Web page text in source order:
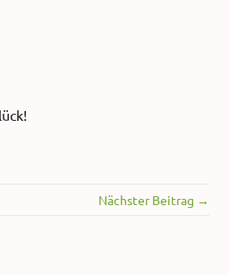
Nächster Beitrag →